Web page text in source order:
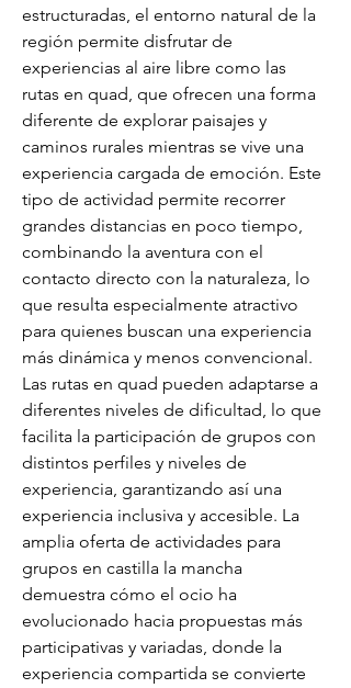
estructuradas, el entorno natural de la
región permite disfrutar de
experiencias al aire libre como las
rutas en quad, que ofrecen una forma
diferente de explorar paisajes y
caminos rurales mientras se vive una
experiencia cargada de emoción. Este
tipo de actividad permite recorrer
grandes distancias en poco tiempo,
combinando la aventura con el
contacto directo con la naturaleza, lo
que resulta especialmente atractivo
para quienes buscan una experiencia
más dinámica y menos convencional.
Las rutas en quad pueden adaptarse a
diferentes niveles de dificultad, lo que
facilita la participación de grupos con
distintos perfiles y niveles de
experiencia, garantizando así una
experiencia inclusiva y accesible. La
amplia oferta de actividades para
grupos en castilla la mancha
demuestra cómo el ocio ha
evolucionado hacia propuestas más
participativas y variadas, donde la
experiencia compartida se convierte